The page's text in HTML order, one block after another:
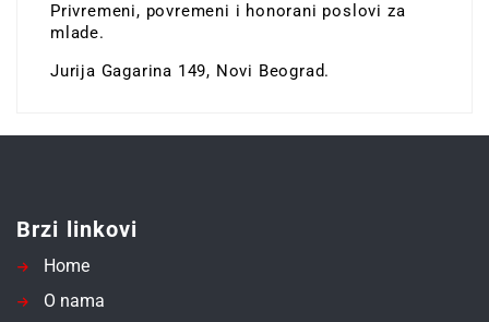
Privremeni, povremeni i honorani poslovi za
mlade.
Jurija Gagarina 149, Novi Beograd.
Brzi linkovi
Home
O nama